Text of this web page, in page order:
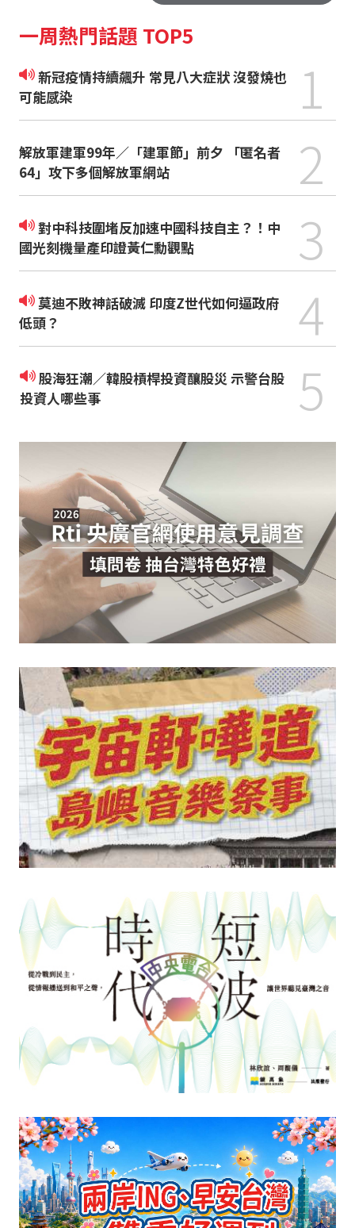
一周熱門話題 TOP5
新冠疫情持續飆升 常見八大症狀 沒發燒也
可能感染
1
解放軍建軍99年／「建軍節」前夕 「匿名者
64」攻下多個解放軍網站
2
對中科技圍堵反加速中國科技自主？！中
國光刻機量產印證黃仁勳觀點
3
莫迪不敗神話破滅 印度Z世代如何逼政府
低頭？
4
股海狂潮／韓股槓桿投資釀股災 示警台股
投資人哪些事
5